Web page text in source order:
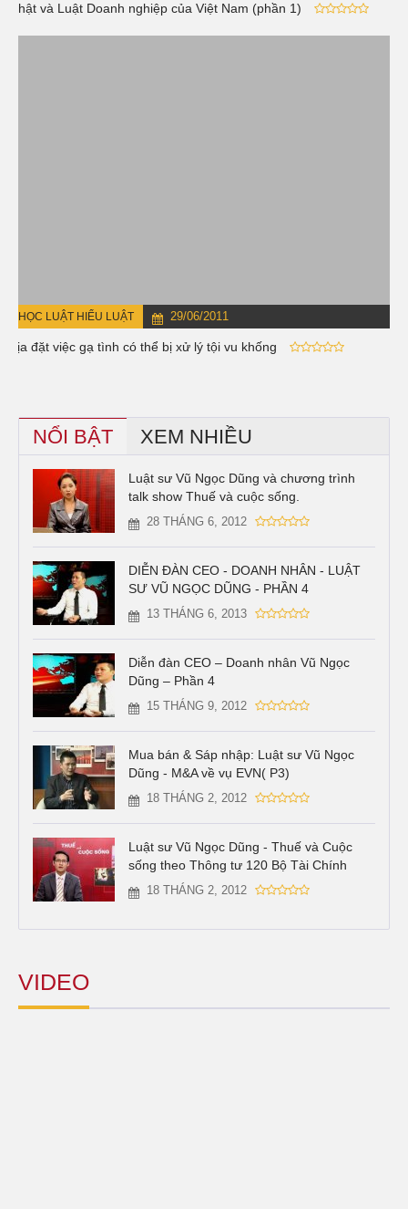
Nhật và Luật Doanh nghiệp của Việt Nam (phần 1)
HỌC LUẬT HIỂU LUẬT 29/06/2011
Bịa đặt việc gạ tình có thể bị xử lý tội vu khống
NỔI BẬT XEM NHIỀU
Luật sư Vũ Ngọc Dũng và chương trình
talk show Thuế và cuộc sống.
28 THÁNG 6, 2012
DIỄN ĐÀN CEO - DOANH NHÂN - LUẬT
SƯ VŨ NGỌC DŨNG - PHẦN 4
13 THÁNG 6, 2013
Diễn đàn CEO – Doanh nhân Vũ Ngọc
Dũng – Phần 4
15 THÁNG 9, 2012
Mua bán & Sáp nhập: Luật sư Vũ Ngọc
Dũng - M&A về vụ EVN( P3)
18 THÁNG 2, 2012
Luật sư Vũ Ngọc Dũng - Thuế và Cuộc
sống theo Thông tư 120 Bộ Tài Chính
18 THÁNG 2, 2012
VIDEO